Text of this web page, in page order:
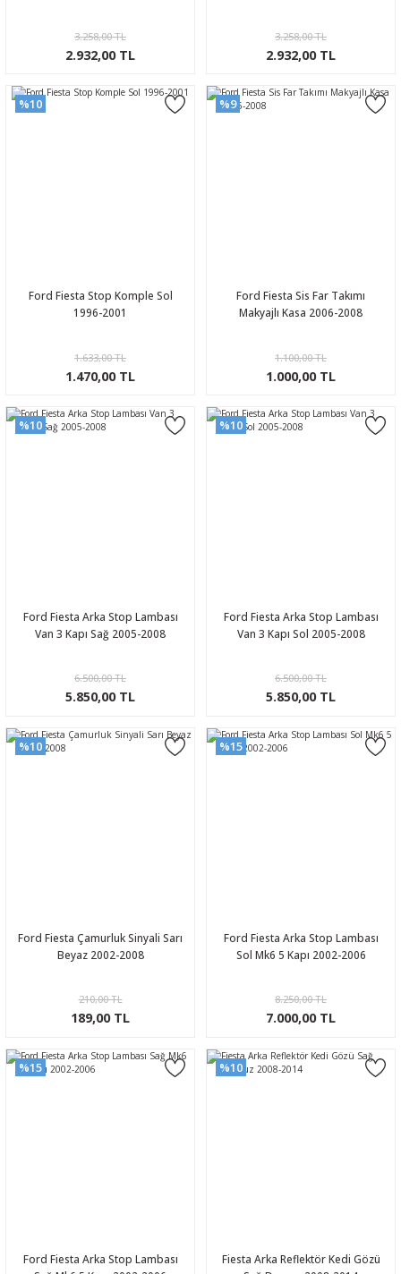
3.258,00 TL
2.932,00 TL
3.258,00 TL
2.932,00 TL
%10
Ford Fiesta Stop Komple Sol
1996-2001
1.633,00 TL
1.470,00 TL
%9
Ford Fiesta Sis Far Takımı
Makyajlı Kasa 2006-2008
1.100,00 TL
1.000,00 TL
%10
Ford Fiesta Arka Stop Lambası
Van 3 Kapı Sağ 2005-2008
6.500,00 TL
5.850,00 TL
%10
Ford Fiesta Arka Stop Lambası
Van 3 Kapı Sol 2005-2008
6.500,00 TL
5.850,00 TL
%10
Ford Fiesta Çamurluk Sinyali Sarı
Beyaz 2002-2008
210,00 TL
189,00 TL
%15
Ford Fiesta Arka Stop Lambası
Sol Mk6 5 Kapı 2002-2006
8.250,00 TL
7.000,00 TL
%15
Ford Fiesta Arka Stop Lambası
%10
Fiesta Arka Reflektör Kedi Gözü